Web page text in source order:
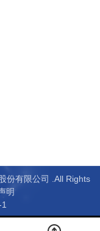
份有限公司 .All Rights
明